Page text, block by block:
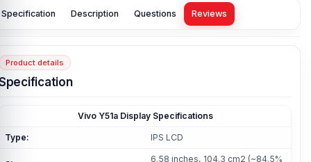
Specification Description Questions Reviews
Product details
Vivo Y51a Display Specifications
Type: IPS LCD
6.58 inches, 104.3 cm2 (~84.5%